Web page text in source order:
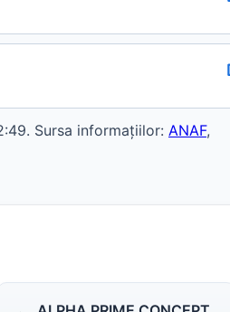
Sursa informațiilor: ANAF,